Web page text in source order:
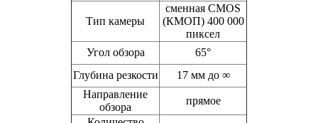
Тип камеры
сменная CMOS
(КМОП) 400 000
пиксел
Угол обзора
65°
Глубина резкости
17 мм до ∞
Направление
обзора
прямое